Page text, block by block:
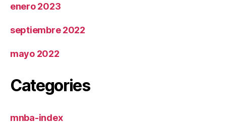
enero 2023
septiembre 2022
mayo 2022
Categories
mnba-index